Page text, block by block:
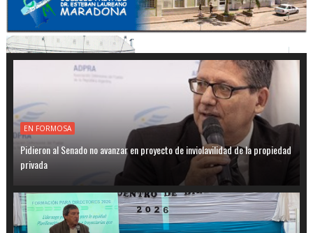
EN FORMOSA
Pidieron al Senado no avanzar en proyecto de inviolavilidad de la propiedad
privada